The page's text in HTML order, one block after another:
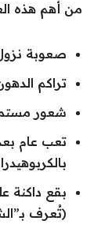
من أهم هذه
صعوبة نزول
تراكم
شعور
تعب عام
بقع داكنة
(تُعرف